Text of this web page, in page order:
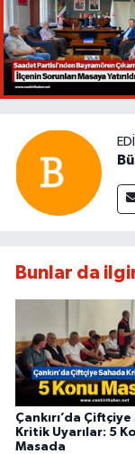
Bunlar da
Çankırı’da
Kritik Uyarılar: 5
Masada